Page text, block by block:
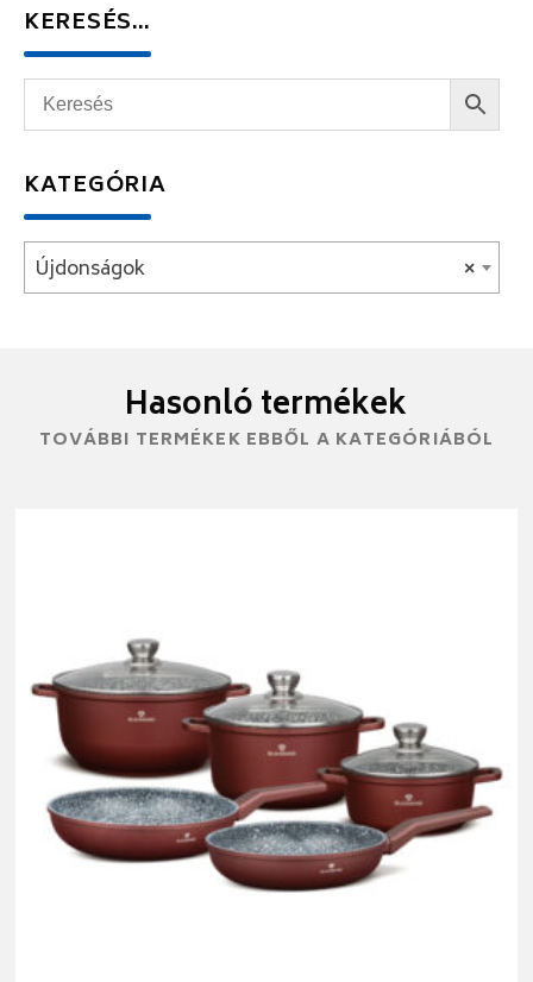
KERESÉS…
KATEGÓRIA
×
Újdonságok
Hasonló termékek
TOVÁBBI TERMÉKEK EBBŐL A KATEGÓRIÁBÓL